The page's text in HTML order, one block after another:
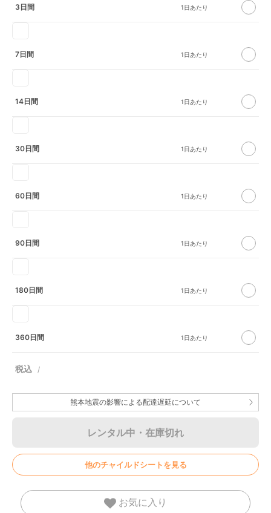
3日間
7日間
14日間
30日間
60日間
90日間
180日間
360日間
熊本地震の影響による配達遅延について
レンタル中・在庫切れ
他のチャイルドシートを見る
お気に入り